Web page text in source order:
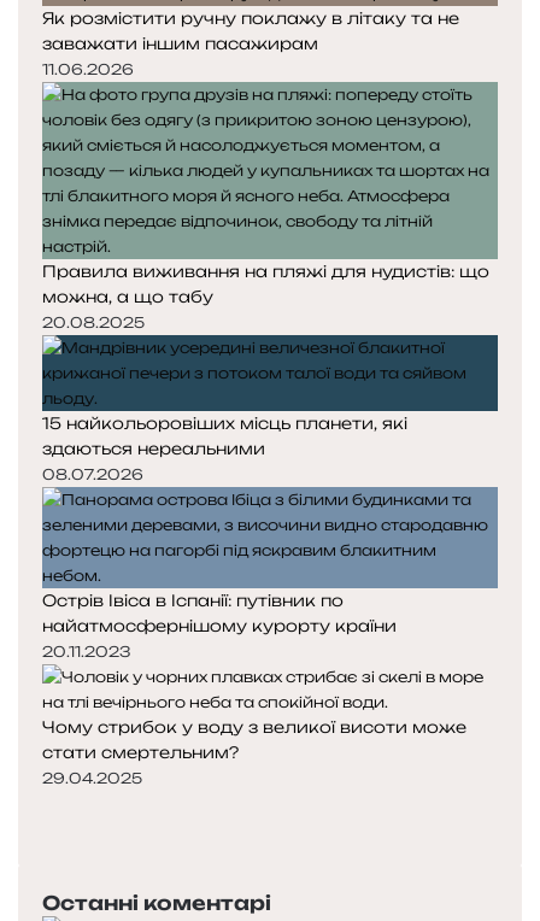
Як розмістити ручну поклажу в літаку та не
заважати іншим пасажирам
11.06.2026
Правила виживання на пляжі для нудистів: що
можна, а що табу
20.08.2025
15 найкольоровіших місць планети, які
здаються нереальними
08.07.2026
Острів Івіса в Іспанії: путівник по
найатмосфернішому курорту країни
20.11.2023
Чому стрибок у воду з великої висоти може
стати смертельним?
29.04.2025
Останні коментарі